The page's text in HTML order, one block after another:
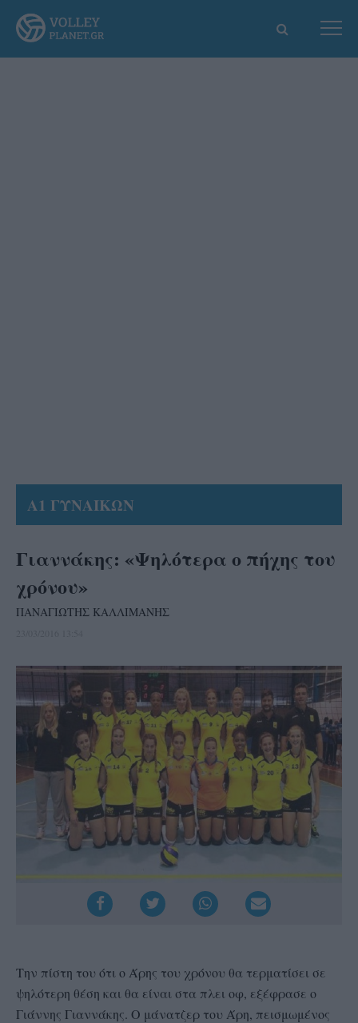
Α1 ΓΥΝΑΙΚΩΝ
Γιαννάκης: «Ψηλότερα ο πήχης του
χρόνου»
ΠΑΝΑΓΙΩΤΗΣ ΚΑΛΛΙΜΑΝΗΣ
Την πίστη του ότι ο Άρης του χρόνου θα τερματίσει σε
ψηλότερη θέση και θα είναι στα πλει οφ, εξέφρασε ο
Γιάννης Γιαννάκης. Ο μάνατζερ του Άρη, πεισμωμένος